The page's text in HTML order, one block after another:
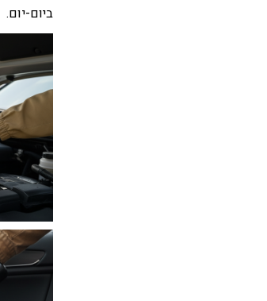
ביום-יום.